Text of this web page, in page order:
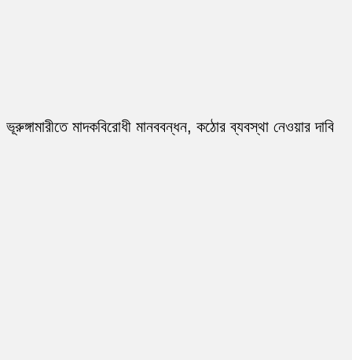
ভূরুঙ্গামারীতে মাদকবিরোধী মানববন্ধন, কঠোর ব্যবস্থা নেওয়ার দাবি